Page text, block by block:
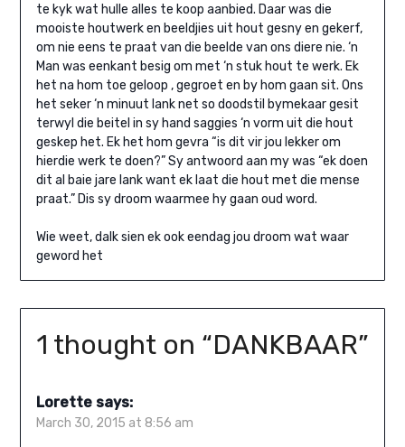
te kyk wat hulle alles te koop aanbied. Daar was die
mooiste houtwerk en beeldjies uit hout gesny en gekerf,
om nie eens te praat van die beelde van ons diere nie. ‘n
Man was eenkant besig om met ‘n stuk hout te werk. Ek
het na hom toe geloop , gegroet en by hom gaan sit. Ons
het seker ‘n minuut lank net so doodstil bymekaar gesit
terwyl die beitel in sy hand saggies ‘n vorm uit die hout
geskep het. Ek het hom gevra “is dit vir jou lekker om
hierdie werk te doen?” Sy antwoord aan my was “ek doen
dit al baie jare lank want ek laat die hout met die mense
praat.” Dis sy droom waarmee hy gaan oud word.
Wie weet, dalk sien ek ook eendag jou droom wat waar
geword het
1 thought on “DANKBAAR”
Lorette says:
March 30, 2015 at 8:56 am